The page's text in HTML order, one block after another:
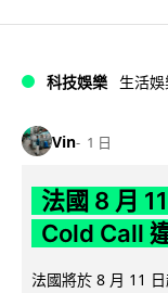
科技娛樂 生活
Vin 1 日
法國 8 月
Cold Call
法國將於 8 月 11